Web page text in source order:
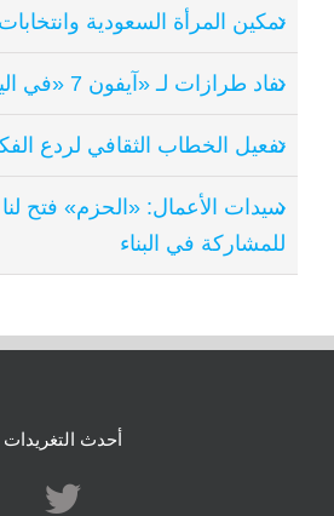
تمكين المرأة السعودية
نفاد طرازات لـ «آيفون 7 «في اليوم الأول
تفعيل الخطاب الثقافي لردع
سيدات الأعمال: «الحزم» فتح لنا
للمشاركة في البناء
أحدث التغريدات